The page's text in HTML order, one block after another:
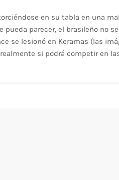
en su tabla en una
pueda parecer, el brasileño no
se lesionó en Keramas (las
si podrá competir en